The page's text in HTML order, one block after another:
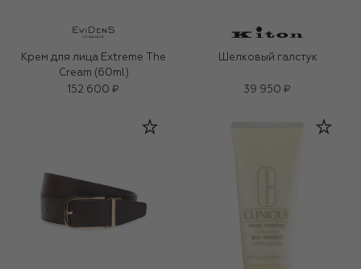
Крем для лица Extreme The
Cream (60ml)
152 600 ₽
Шелковый галстук
39 950 ₽